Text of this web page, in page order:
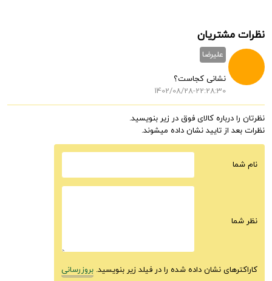
نظرات مشتریان
علیرضا
نشانی کجاست؟
1402/08/28-22:28:30
نظرتان را درباره کالای فوق در زیر بنویسید.
نظرات بعد از تایید نشان داده میشوند.
نام شما
نظر شما
کاراکترهای نشان داده شده را در فیلد زیر بنویسید. بروزرسانی